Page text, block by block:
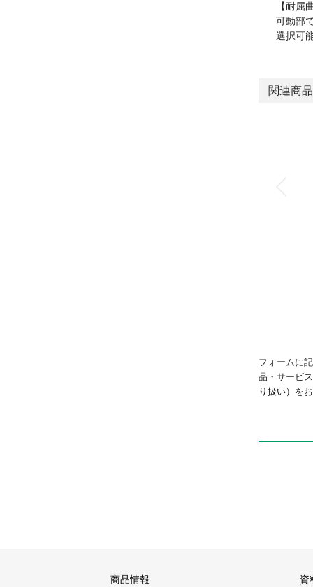
【耐屈
可動部
選択可
関連商品
フォームに
品・サービ
り扱い） を
商品情報 資